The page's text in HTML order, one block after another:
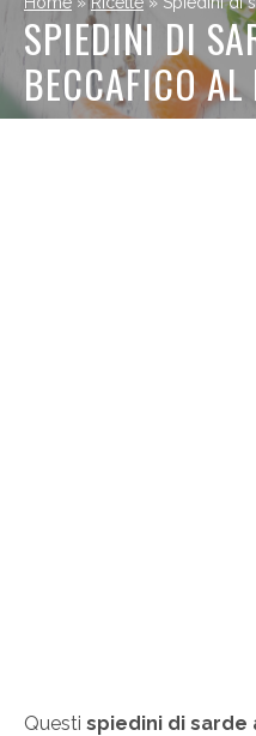
SPIEDINI DI
BECCAFICO
Questi spiedini di sarde